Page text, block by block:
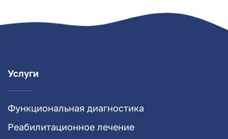
Услуги
Функциональная диагностика
Реабилитационное лечение